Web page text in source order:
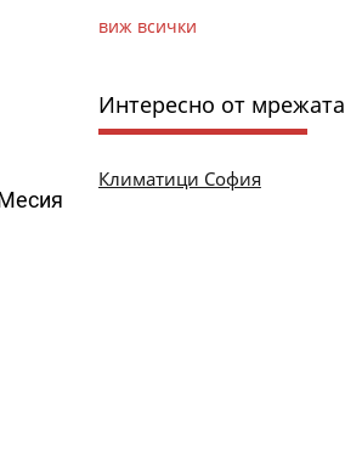
виж всички
Интересно от мрежата
Климатици София